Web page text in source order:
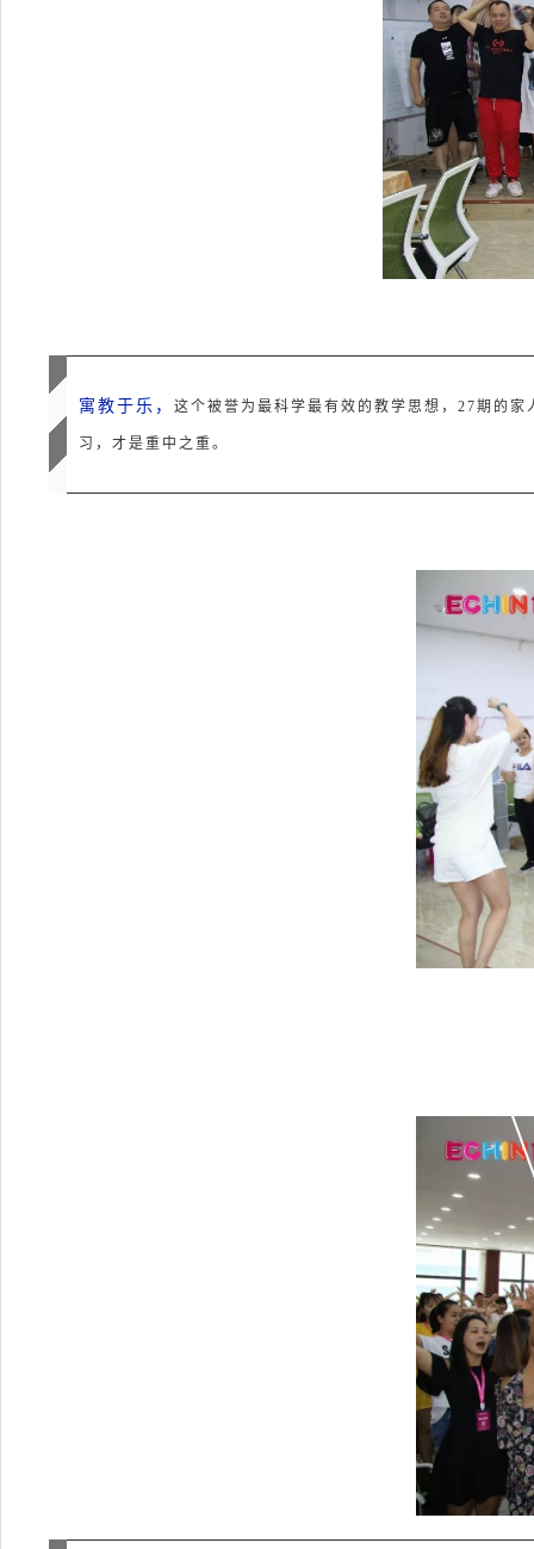
寓教于乐， 这个被誉为最科学最有效的教学思想，27期的
习，才是重中之重。